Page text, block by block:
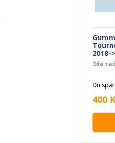
2018->
3de
Du
400